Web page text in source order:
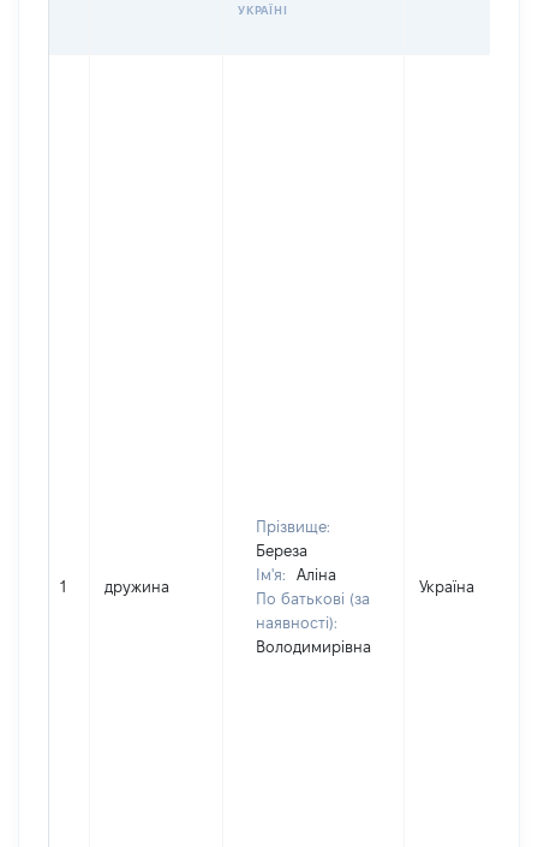
УКРАЇНІ
1 дружина
Прізвище:
Береза
Ім'я:
Аліна
По батькові (за
наявності):
Володимирівна
Україна